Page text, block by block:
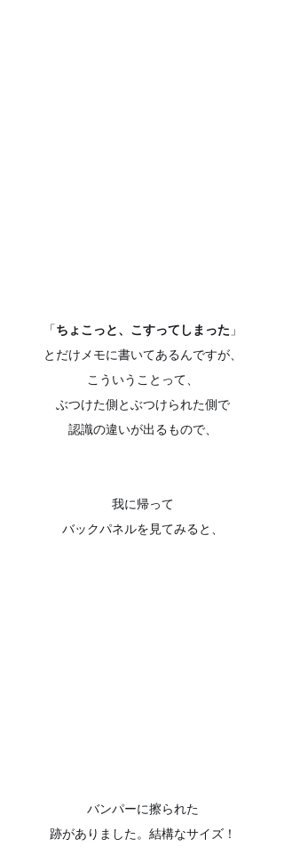
「ちょこっと、こすってしまった 」
とだけメモに書いてあるんですが、
こういうことって、
ぶつけた側とぶつけられた側で
認識の違いが出るもので、
我に帰って
バックパネルを見てみると、
バンパーに擦られた
跡がありました。結構なサイズ！